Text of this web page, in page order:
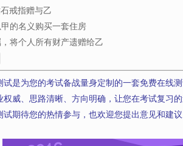
戒指赠与乙
的名义购买一套住房
将个人所有财产遗赠给乙
试是为您的考试备战量身定制的一套免费在线
威、思路清晰、方向明确，让您在考试复习的
试期待您的热情参与，也欢迎您提出意见和建